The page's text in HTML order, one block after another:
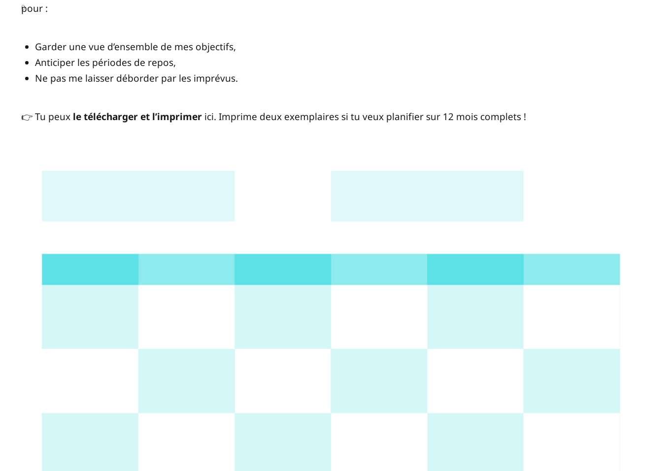
pour :
Garder une vue d’ensemble de mes objectifs,
Anticiper les périodes de repos,
Ne pas me laisser déborder par les imprévus.
👉 Tu peux le télécharger et l’imprimer ici. Imprime deux exemplaires si tu veux planifier sur 12 mois complets !
0